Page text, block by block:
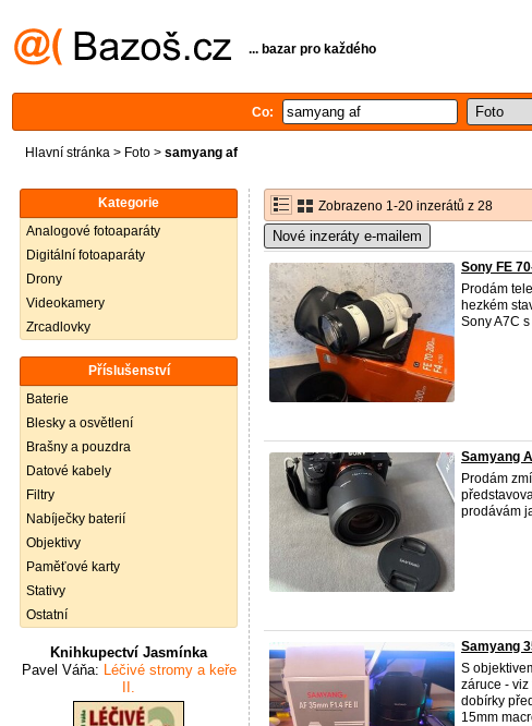
... bazar pro každého
Co:
Hlavní stránka > Foto > samyang af
Kategorie
Analogové fotoaparáty
Digitální fotoaparáty
Drony
Videokamery
Zrcadlovky
Příslušenství
Baterie
Blesky a osvětlení
Brašny a pouzdra
Datové kabely
Filtry
Nabíječky baterií
Objektivy
Paměťové karty
Stativy
Ostatní
Knihkupectví Jasmínka
Pavel Váňa: Léčivé stromy a keře
II.
Zobrazeno 1-20 inzerátů z 28
Nové inzeráty e-mailem
Sony FE
Prodám
hezkém
Sony A7C
Samyang
Prodám
prodávám
Samyang
S
záruce -
dobírky
15mm